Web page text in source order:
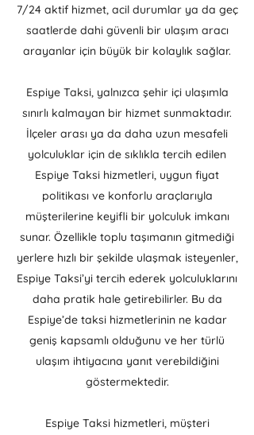
7/24 aktif hizmet, acil durumlar ya da geç
saatlerde dahi güvenli bir ulaşım aracı
arayanlar için büyük bir kolaylık sağlar.
Espiye Taksi, yalnızca şehir içi ulaşımla
sınırlı kalmayan bir hizmet sunmaktadır.
İlçeler arası ya da daha uzun mesafeli
yolculuklar için de sıklıkla tercih edilen
Espiye Taksi hizmetleri, uygun fiyat
politikası ve konforlu araçlarıyla
müşterilerine keyifli bir yolculuk imkanı
sunar. Özellikle toplu taşımanın gitmediği
yerlere hızlı bir şekilde ulaşmak isteyenler,
Espiye Taksi’yi tercih ederek yolculuklarını
daha pratik hale getirebilirler. Bu da
Espiye’de taksi hizmetlerinin ne kadar
geniş kapsamlı olduğunu ve her türlü
ulaşım ihtiyacına yanıt verebildiğini
göstermektedir.
Espiye Taksi hizmetleri, müşteri